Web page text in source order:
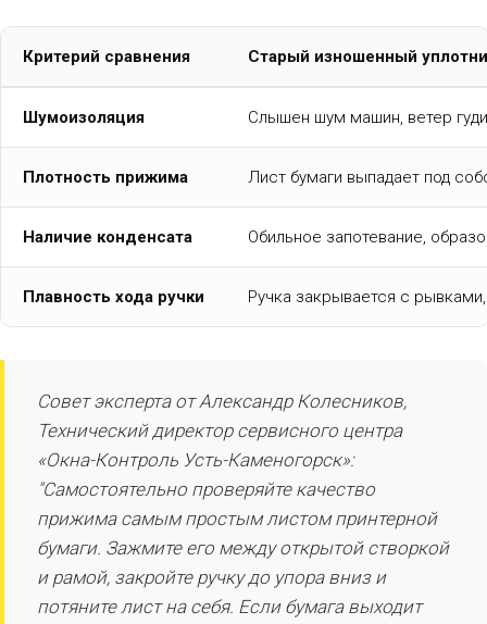
Критерий сравнения Старый изношенный
Шумоизоляция Слышен шум машин, ветер
Плотность прижима Лист бумаги выпадает под
Наличие конденсата Обильное запотевание,
Плавность хода ручки Ручка закрывается с
Совет эксперта от Александр Колесников,
Технический директор сервисного центра
«Окна-Контроль Усть-Каменогорск»:
"Самостоятельно проверяйте качество
прижима самым простым листом принтерной
бумаги. Зажмите его между открытой створкой
и рамой, закройте ручку до упора вниз и
потяните лист на себя. Если бумага выходит